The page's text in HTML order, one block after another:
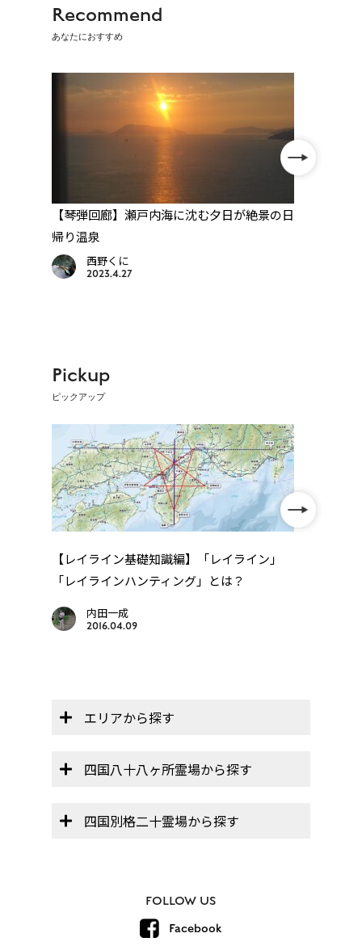
Recommend
あなたにおすすめ
【琴弾回廊】瀬戸内海に沈む夕日が絶景の日
帰り温泉
西野くに
2023.4.27
Pickup
ピックアップ
【レイライン基礎知識編】「レイライン」
「レイラインハンティング」とは？
内田一成
2016.04.09
エリアから探す
四国八十八ヶ所霊場から探す
四国別格二十霊場から探す
FOLLOW US
Facebook